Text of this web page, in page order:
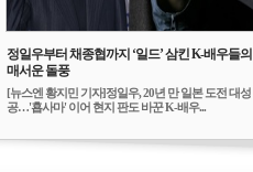
정일우부터 채종협까지 ‘일드’ 삼킨 K-배우들의
매서운 돌풍
[뉴스엔 황지민 기자]정일우, 20년 만 일본 도전 대성
공…'횹사마' 이어 현지 판도 바꾼 K-배우...